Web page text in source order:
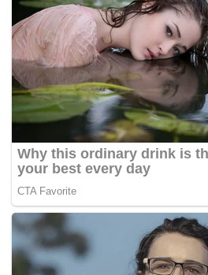
Tags: menteri Besar Johor
Sahruddin Jamal